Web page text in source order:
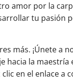
amor por la
tu pasión
más. ¡Únete a
hacia la maestría
en el enlace a